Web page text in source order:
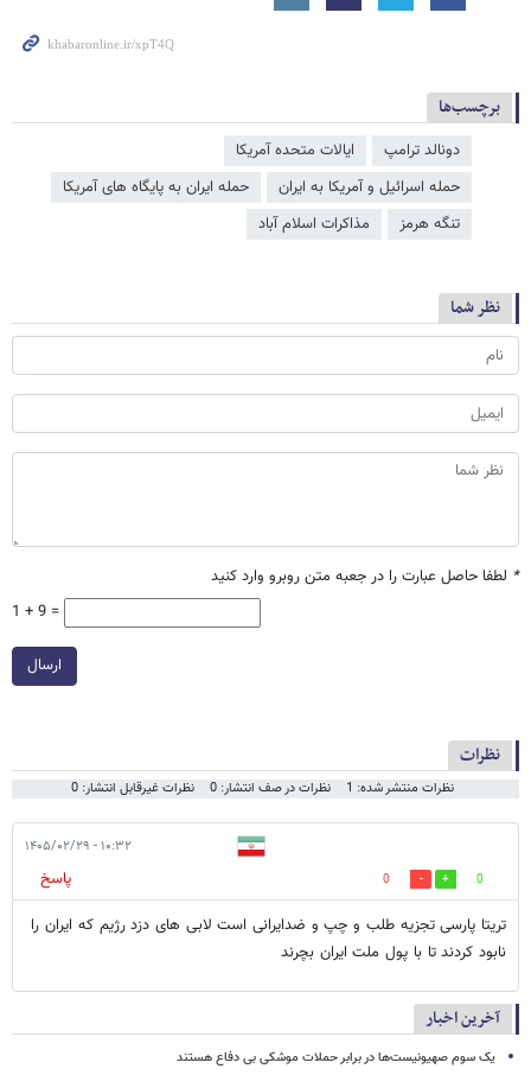
برچسب‌ها
دونالد ترامپ
ایالات متحده آمریکا
حمله اسرائیل و آمریکا به ایران
حمله ایران به پایگاه های آمریکا
تنگه هرمز
مذاکرات اسلام آباد
نظر شما
* لطفا حاصل عبارت را در جعبه متن روبرو وارد کنید
1 + 9 =
ارسال
نظرات
نظرات منتشر شده: 1 نظرات در صف انتشار: 0 نظرات غیرقابل انتشار: 0
۱۰:۳۲ - ۱۴۰۵/۰۲/۲۹
0
0
پاسخ
تریتا پارسی تجزیه طلب و چپ و ضدایرانی است لابی های دزد رژیم که ایران را
نابود کردند تا با پول ملت ایران بچرند
آخرین اخبار
یک‌ سوم صهیونیست‌ها در برابر حملات موشکی بی دفاع هستند